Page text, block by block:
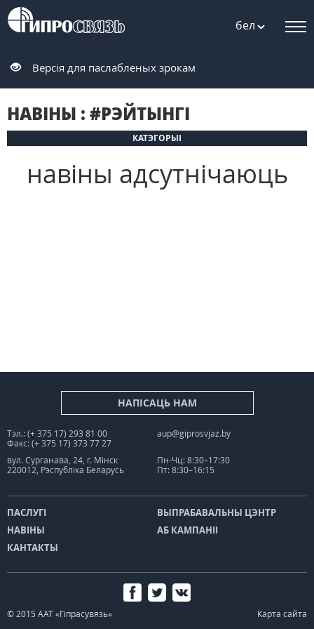
бел
Версія для паслабленых зрокам
НАВIНЫ : #РЭЙТЫНГІ
КАТЭГОРЫІ
навіны адсутнічаюць
НАПІСАЦЬ НАМ
Тэл.: (+ 375 17) 293 81 00
Факс: (+ 375 17) 373 77 27
aup@giprosvjaz.by
вул. Сурганава, 24, г. Мінск
220012, Рэспубліка Беларусь
Пн-Чц: 8:30–17:30
Пт: 8:30–16:15
ПАСЛУГІ
ВЫПРАБАВАЛЬНЫ ЦЭНТР
НАВІНЫ
АБ КАМПАНІІ
КАНТАКТЫ
© 2015 ААТ «Гіпрасувязь» Карта сайта